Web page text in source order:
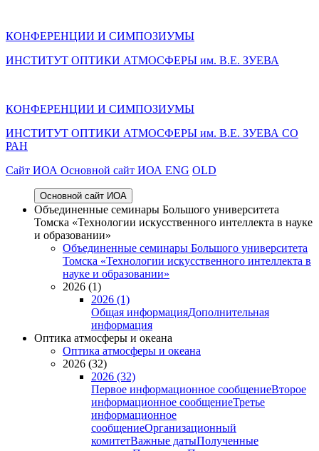
КОНФЕРЕНЦИИ И СИМПОЗИУМЫ
ИНСТИТУТ ОПТИКИ АТМОСФЕРЫ им. В.Е. ЗУЕВА
КОНФЕРЕНЦИИ И СИМПОЗИУМЫ
ИНСТИТУТ ОПТИКИ АТМОСФЕРЫ им. В.Е. ЗУЕВА СО
РАН
Cайт ИОА Основной сайт ИОА ENG OLD
Основной сайт ИОА
Объединенные семинары Большого университета
Томска «Технологии искусственного интеллекта в науке
и образовании»
Объединенные семинары Большого университета
Томска «Технологии искусственного интеллекта в
науке и образовании»
2026 (1)
2026 (1)
Общая информацияДополнительная
информация
Оптика атмосферы и океана
Оптика атмосферы и океана
2026 (32)
2026 (32)
Первое информационное сообщениеВторое
информационное сообщениеТретье
информационное
сообщениеОрганизационный
комитетВажные датыПолученные